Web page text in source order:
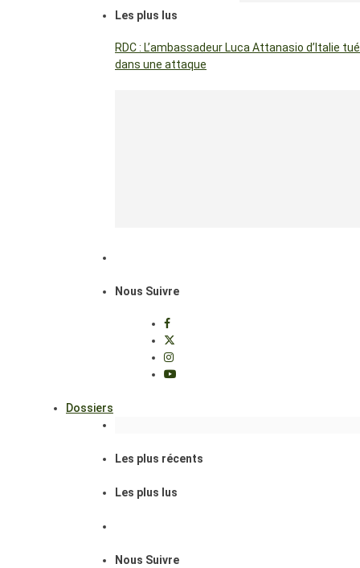
Les plus lus
RDC : L’ambassadeur Luca Attanasio d’Italie tué
dans une attaque
Nous Suivre
Dossiers
Les plus récents
Les plus lus
Nous Suivre